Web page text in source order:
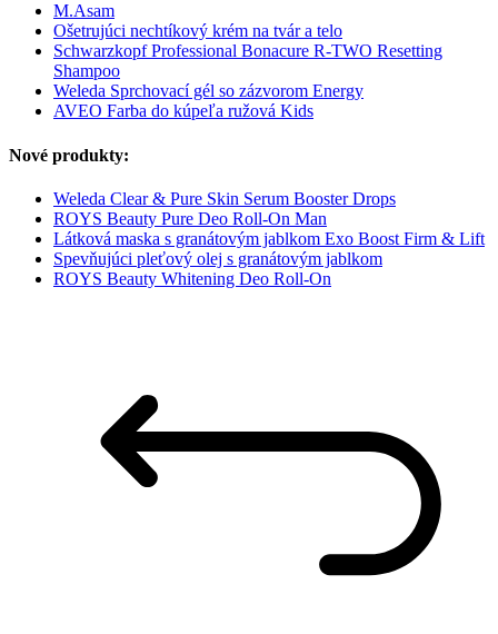
M.Asam
Ošetrujúci nechtíkový krém na tvár a telo
Schwarzkopf Professional Bonacure R-TWO Resetting
Shampoo
Weleda Sprchovací gél so zázvorom Energy
AVEO Farba do kúpeľa ružová Kids
Nové produkty:
Weleda Clear & Pure Skin Serum Booster Drops
ROYS Beauty Pure Deo Roll-On Man
Látková maska s granátovým jablkom Exo Boost Firm & Lift
Spevňujúci pleťový olej s granátovým jablkom
ROYS Beauty Whitening Deo Roll-On